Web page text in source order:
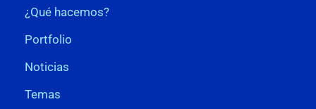
¿Qué hacemos?
Portfolio
Noticias
Temas